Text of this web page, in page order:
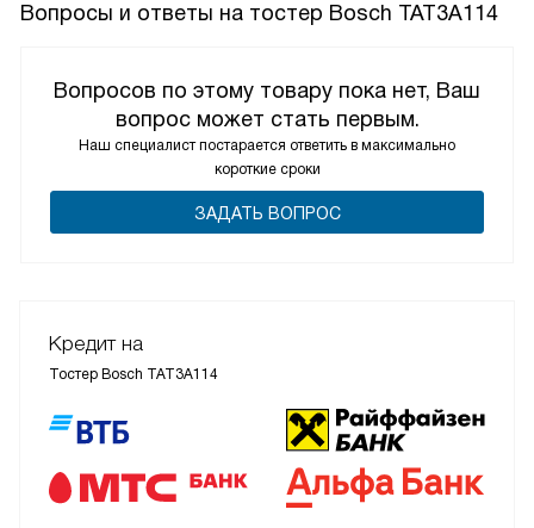
Вопросы и ответы на тостер Bosch TAT3A114
Вопросов по этому товару пока нет, Ваш
вопрос может стать первым.
Наш специалист постарается ответить в максимально
короткие сроки
ЗАДАТЬ ВОПРОС
Кредит на
Тостер Bosch TAT3A114